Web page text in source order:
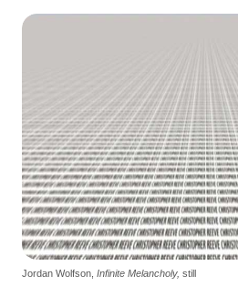
Jordan Wolfson, Infinite Melancholy, still